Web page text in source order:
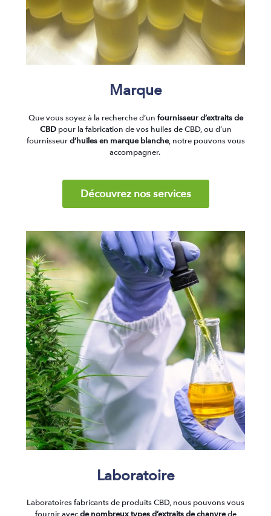
Marque
Que vous soyez à la recherche d’un fournisseur d’extraits de
CBDpour la fabrication de vos huiles de CBD, ou d’un
fournisseurd’huiles en marque blanche, notre pouvons vous
accompagner.
Découvrez nos services
Laboratoire
Laboratoires fabricants de produits CBD, nous pouvons vous